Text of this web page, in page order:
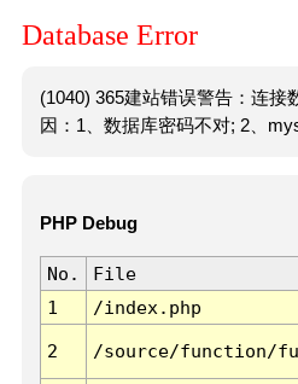
Database Error
(1040) 365建站错误警告：连接
因：1、数据库密码不对; 2、
PHP Debug
No. File
1
/index.php
2 /source/function/